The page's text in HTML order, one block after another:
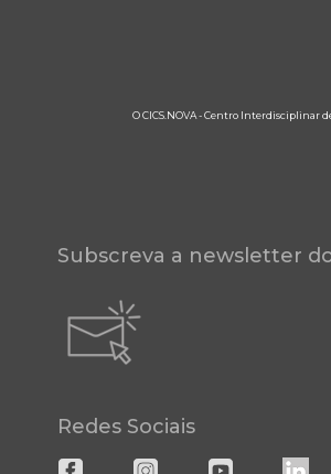
O CICS.NOVA - Centro Interdisciplinar
Subscreva a newsletter do
Redes Sociais